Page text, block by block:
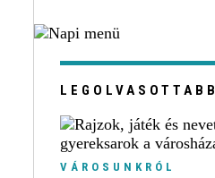
LEGOLVASOTTABB
VÁROSUNKRÓL